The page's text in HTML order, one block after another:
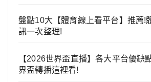
盤點10大【體育線上看平台】推薦!
訊一次整理!
【2026世界盃直播】各大平台優缺
界盃轉播這裡看!